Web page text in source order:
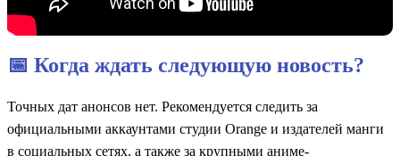
📅 Когда ждать следующую новость?
Точных дат анонсов нет. Рекомендуется следить за
официальными аккаунтами студии Orange и издателей манги
в социальных сетях, а также за крупными аниме-